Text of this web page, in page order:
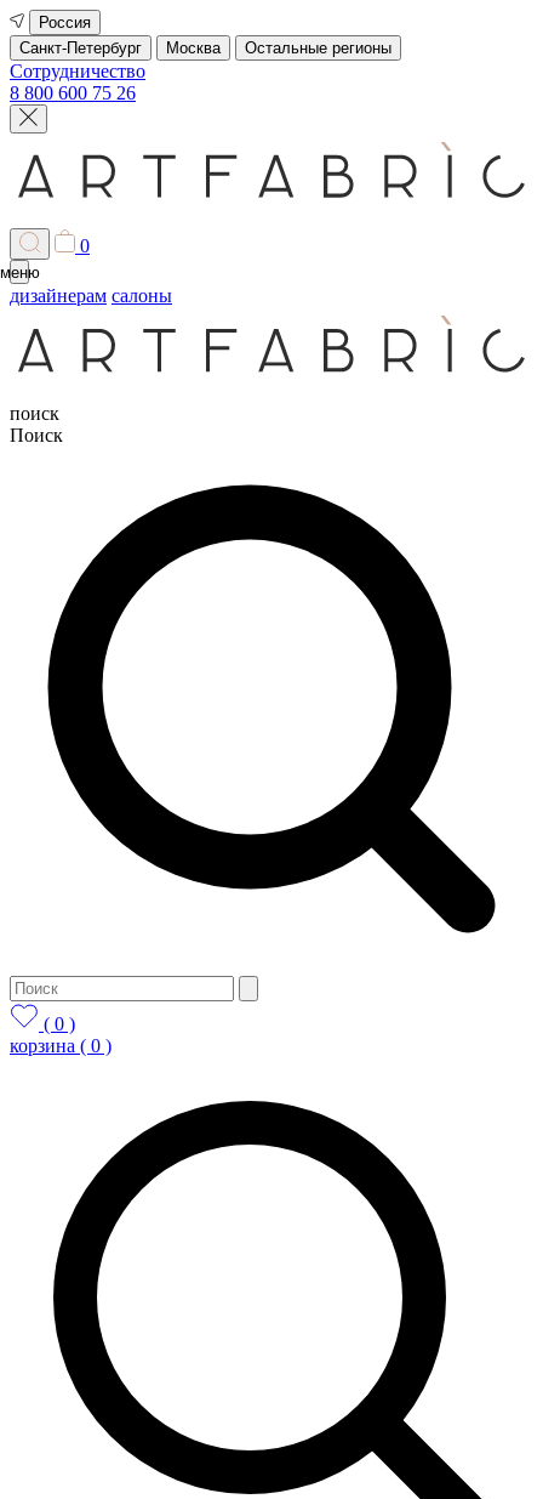
Россия
Санкт-Петербург
Москва Остальные регионы
Сотрудничество
8 800 600 75 26
0
меню
дизайнерам салоны
поиск
Поиск
( 0 )
корзина ( 0 )